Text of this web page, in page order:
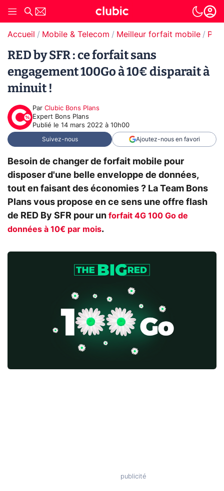
Accueil Mobile & Telecom Meilleur forfait mobile
RED by SFR : ce forfait sans
engagement 100Go à 10€ disparait à
minuit !
Par Clubic Bons Plans
Expert Bons Plans
Publié le 14 mars 2022 à 10h00
Suivez-nous Ajoutez-nous en favori
Besoin de changer de forfait mobile pour
disposer d'une belle enveloppe de données,
tout en faisant des économies ? La Team Bons
Plans vous propose en ce sens une offre flash
de RED By SFR pour un forfait 4G 100 Go de
données à 10€ par mois.